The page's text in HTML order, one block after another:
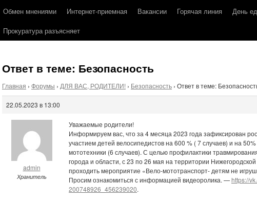
содержимому
Обмен мнениями
Интернет-приемная Вакансии Горячая линия День
Прокуратура разъясняет
Ответ в теме: Безопасность
Главная › Форумы › ДЛЯ ВАС, РОДИТЕЛИ! › Безопасность › Ответ в теме:
22.05.2023 в 13:00
admin
Хранитель
Уважаемые родители!
Информируем вас, что за 4 месяца 2023 года зафиксирован
участием детей велосипедистов на 600 % ( 7 случаев) и на
мототехники (6 случаев). С целью профилактики
города и области, с 23 по 26 мая на территории
проходить мероприятие «Вело-мототранспорт- детям не
Просим ознакомиться с информацией видеоролика. — https://
200748926_456239020.